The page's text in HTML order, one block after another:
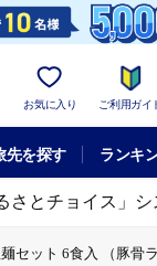
お気に入り ご利用ガイ
先を探す ランキ
さとチョイス」
セット 6食入 （豚骨